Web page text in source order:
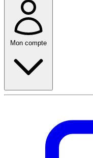
Mon compte